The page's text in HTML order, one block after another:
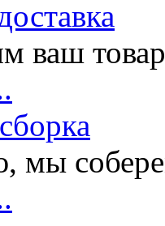
ваш
сборка
мы